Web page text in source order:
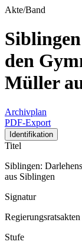
Akte/Band
den
Müller
Archivplan
PDF-Export
Identifikation
Titel
Siblingen:
aus Siblingen
Signatur
Stufe